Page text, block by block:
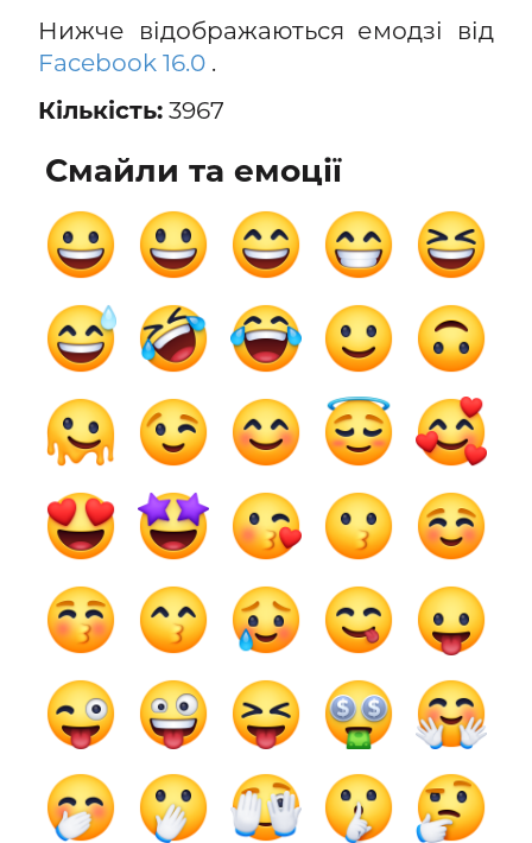
Нижче відображаються емодзі від
Facebook 16.0.
Кількість:3967
Смайли та емоції